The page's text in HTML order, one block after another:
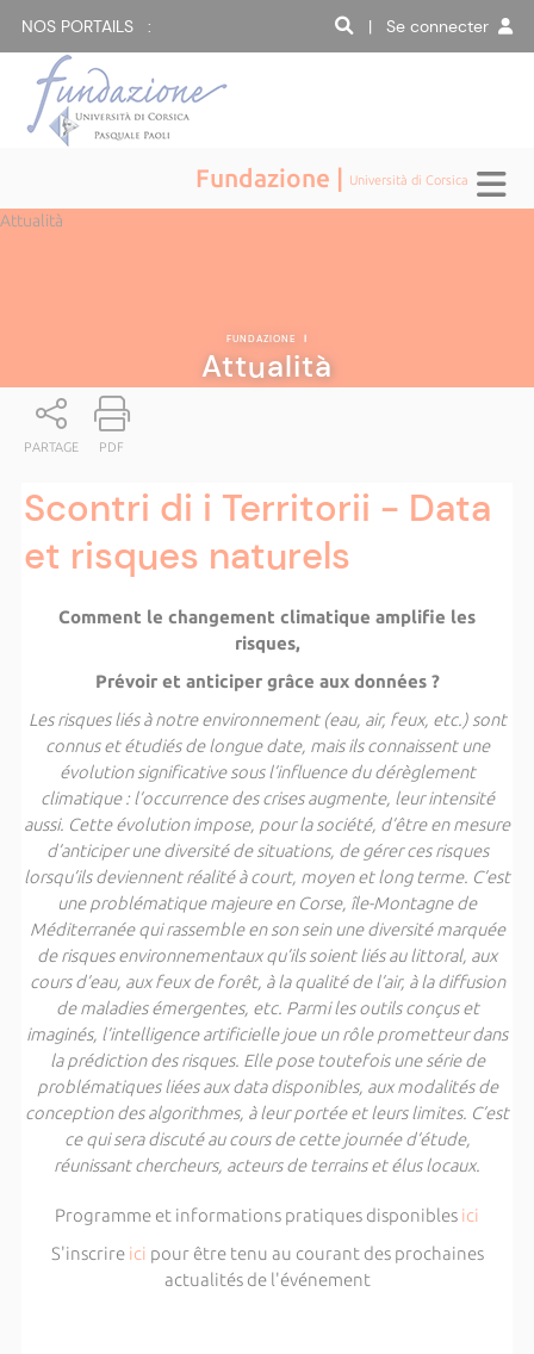
NOS PORTAILS : | Se connecter
Fundazione | Università di Corsica
Attualità
FUNDAZIONE |
Attualità
PARTAGE PDF
Scontri di i Territorii - Data
et risques naturels
Comment le changement climatique amplifie les
risques,
Prévoir et anticiper grâce aux données ?
Les risques liés à notre environnement (eau, air, feux, etc.) sont
connus et étudiés de longue date, mais ils connaissent une
évolution significative sous l’influence du dérèglement
climatique : l’occurrence des crises augmente, leur intensité
aussi. Cette évolution impose, pour la société, d’être en mesure
d’anticiper une diversité de situations, de gérer ces risques
lorsqu’ils deviennent réalité à court, moyen et long terme. C’est
une problématique majeure en Corse, île-Montagne de
Méditerranée qui rassemble en son sein une diversité marquée
de risques environnementaux qu’ils soient liés au littoral, aux
cours d’eau, aux feux de forêt, à la qualité de l’air, à la diffusion
de maladies émergentes, etc. Parmi les outils conçus et
imaginés, l’intelligence artificielle joue un rôle prometteur dans
la prédiction des risques. Elle pose toutefois une série de
problématiques liées aux data disponibles, aux modalités de
conception des algorithmes, à leur portée et leurs limites. C’est
ce qui sera discuté au cours de cette journée d’étude,
réunissant chercheurs, acteurs de terrains et élus locaux.
Programme et informations pratiques disponibles ici
S'inscrire ici pour être tenu au courant des prochaines
actualités de l'événement